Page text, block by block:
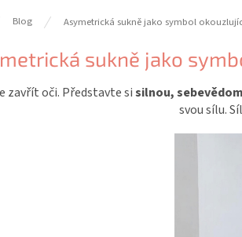
Blog Asymetrická sukně jako symbol
sukně jako
zavřít oči. Představte sisilnou,
svou sílu.